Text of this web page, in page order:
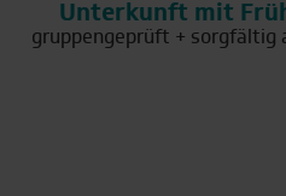
Unterkunft mit
gruppengeprüft + sorgfältig